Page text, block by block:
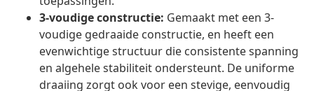
3-voudige constructie: Gemaakt met een 3-
voudige gedraaide constructie, en heeft een
evenwichtige structuur die consistente spanning
en algehele stabiliteit ondersteunt. De uniforme
draaiing zorgt ook voor een stevige, eenvoudig